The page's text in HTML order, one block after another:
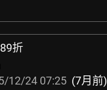
折
12/24 07:25 (7月前)